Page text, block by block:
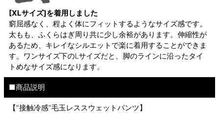
[XLサイズ]を着用しました
窮屈感なく、程よく体にフィットするようなサイズ感です。
太もも、ふくらはぎ周り共に少し余裕があります。伸縮性が
あるため、キレイなシルエットで楽に着用することができま
す。ワンサイズ下のLサイズだと、脚のラインに沿ったタイ
トめなサイズ感になります。
■商品説明
【"接触冷感"毛玉レススウェットパンツ】